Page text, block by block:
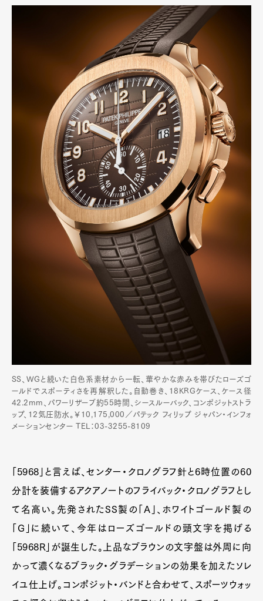
SS、WGと続いた白色系素材から一転、華やかな赤みを帯びたローズゴ
ールドでスポーティさを再解釈した。自動巻き、18KRGケース、ケース径
42.2mm、パワーリザーブ約55時間、シースルーバック、コンポジットストラ
ップ、12気圧防水。￥10,175,000／パテック フィリップ ジャパン・インフォ
メーションセンター TEL：03-3255-8109
「5968」と言えば、センター・クロノグラフ針と6時位置の60
分計を装備するアクアノートのフライバック・クロノグラフとし
て名高い。先発されたSS製の「A」、ホワイトゴールド製の
「G」に続いて、今年はローズゴールドの頭文字を掲げる
「5968R」が誕生した。上品なブラウンの文字盤は外周に向
かって濃くなるブラック・グラデーションの効果を加えたソレ
イユ仕上げ。コンポジット・バンドと合わせて、スポーツウォッ